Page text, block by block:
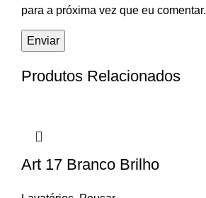
para a próxima vez que eu comentar.
Produtos Relacionados
Art 17 Branco Brilho